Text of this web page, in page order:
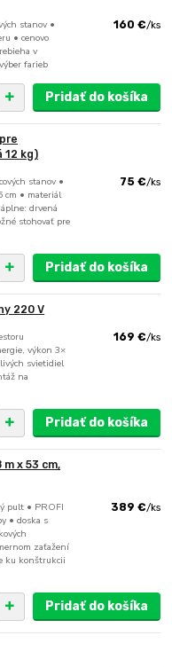
stanov •
• cenovo
v
farieb
160 €/ks
Pridať do košíka
12 kg)
stanov •
cm • materiál
drvená
stohovať pre
75 €/ks
Pridať do košíka
220 V
výkon 3×
svietidiel
na
169 €/ks
Pridať do košíka
x 53 cm,
pult • PROFI
• doska s
zaťažení
ku konštrukcii
389 €/ks
Pridať do košíka